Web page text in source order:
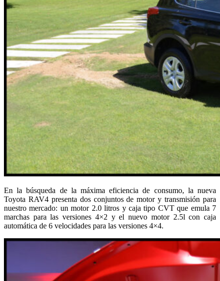
En la búsqueda de la máxima eficiencia de consumo, la nueva
Toyota RAV4 presenta dos conjuntos de motor y transmisión para
nuestro mercado: un motor 2.0 litros y caja tipo CVT que emula 7
marchas para las versiones 4×2 y el nuevo motor 2.5l con caja
automática de 6 velocidades para las versiones 4×4.